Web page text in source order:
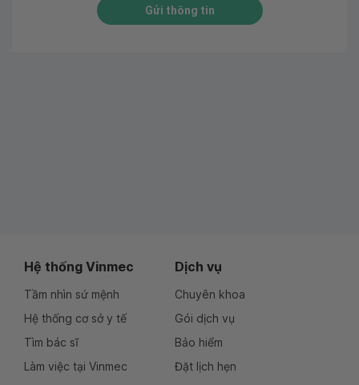
Gửi thông tin
Hệ thống Vinmec
Tầm nhìn sứ mệnh
Hệ thống cơ sở y tế
Tìm bác sĩ
Làm việc tại Vinmec
Dịch vụ
Chuyên khoa
Gói dịch vụ
Bảo hiểm
Đặt lịch hẹn